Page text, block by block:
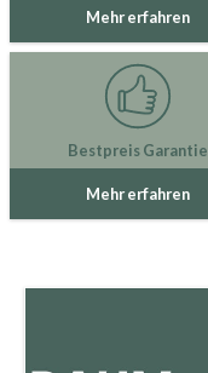
Mehr erfahren
Bestpreis Garantie
Mehr erfahren